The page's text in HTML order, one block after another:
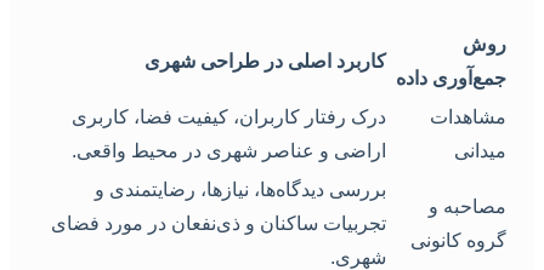
روش
جمع‌آوری داده
کاربرد اصلی در طراحی شهری
مشاهدات
میدانی
درک رفتار کاربران، کیفیت فضا، کاربری
اراضی و عناصر شهری در محیط واقعی.
مصاحبه و
گروه کانونی
بررسی دیدگاه‌ها، نیازها، رضایتمندی و
تجربیات ساکنان و ذی‌نفعان در مورد فضای
شهری.